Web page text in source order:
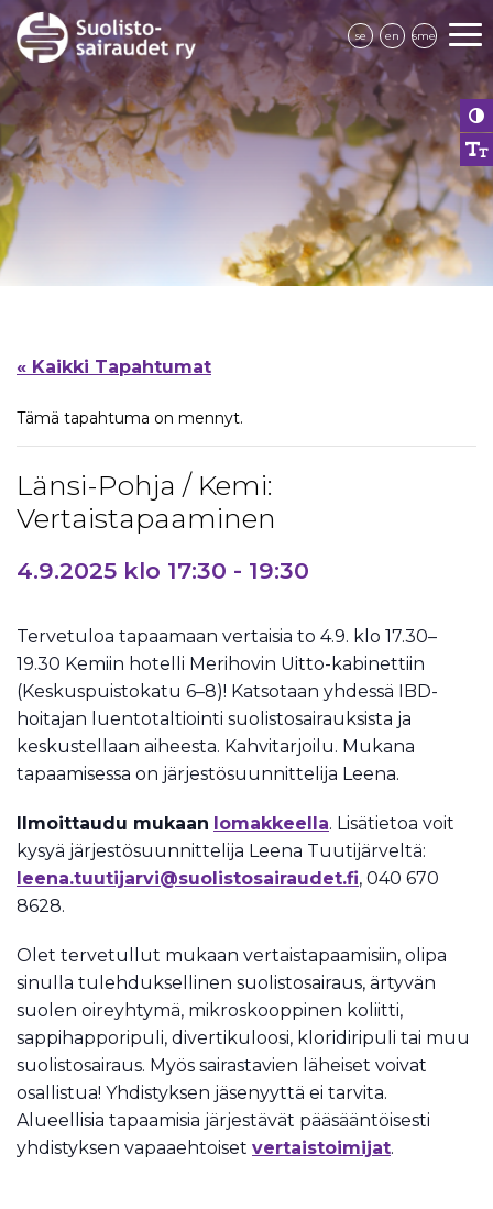
se en sme
« Kaikki Tapahtumat
Tämä tapahtuma on mennyt.
Länsi-Pohja / Kemi:
Vertaistapaaminen
4.9.2025 klo 17:30 - 19:30
Tervetuloa tapaamaan vertaisia to 4.9. klo 17.30–
19.30 Kemiin hotelli Merihovin Uitto-kabinettiin
(Keskuspuistokatu 6–8)! Katsotaan yhdessä IBD-
hoitajan luentotaltiointi suolistosairauksista ja
keskustellaan aiheesta. Kahvitarjoilu. Mukana
tapaamisessa on järjestösuunnittelija Leena.
Ilmoittaudu mukaan lomakkeella. Lisätietoa voit
kysyä järjestösuunnittelija Leena Tuutijärveltä:
leena.tuutijarvi@suolistosairaudet.fi, 040 670
8628.
Olet tervetullut mukaan vertaistapaamisiin, olipa
sinulla tulehduksellinen suolistosairaus, ärtyvän
suolen oireyhtymä, mikroskooppinen koliitti,
sappihapporipuli, divertikuloosi, kloridiripuli tai muu
suolistosairaus. Myös sairastavien läheiset voivat
osallistua! Yhdistyksen jäsenyyttä ei tarvita.
Alueellisia tapaamisia järjestävät pääsääntöisesti
yhdistyksen vapaaehtoiset vertaistoimijat.